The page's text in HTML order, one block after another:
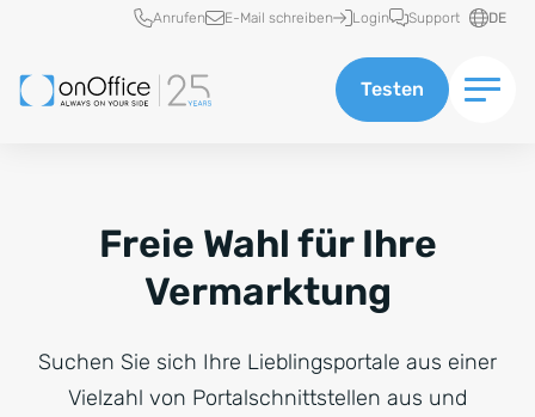
Schnellzugriff
Anrufen E-Mail schreiben Login Support DE
Testen
Freie Wahl für Ihre
Vermarktung
Suchen Sie sich Ihre Lieblingsportale aus einer
Vielzahl von Portalschnittstellen aus und